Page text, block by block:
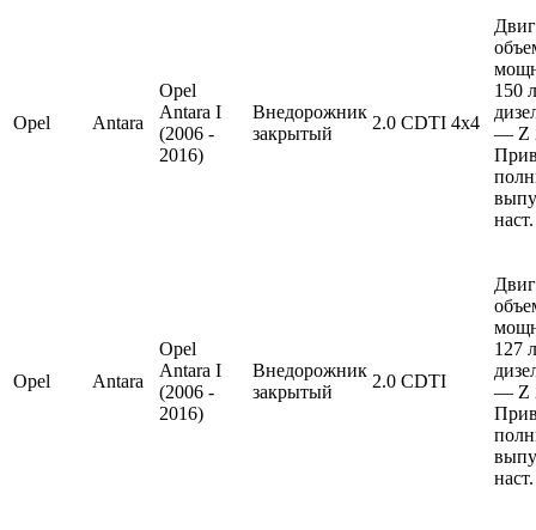
Opel Antara
Opel
Antara I
(2006 -
2016)
Внедорожник
закрытый
2.0 CDTI 4x4
150
— Z
Opel Antara
Opel
Antara I
(2006 -
2016)
Внедорожник
закрытый
2.0 CDTI
127
— Z